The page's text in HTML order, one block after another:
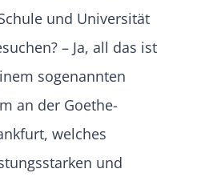
und Universität
– Ja, all das ist
sogenannten
an der Goethe-
welches
und